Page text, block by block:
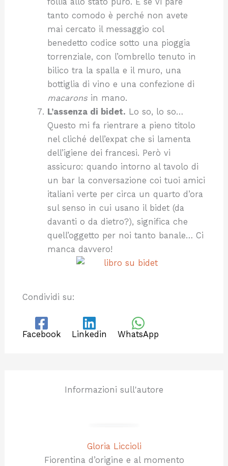
tanto comodo è perché non avete
mai cercato il messaggio col
benedetto codice sotto una pioggia
torrenziale, con l’ombrello tenuto in
bilico tra la spalla e il muro, una
bottiglia di vino e una confezione di
macarons in mano.
L’assenza di bidet. Lo so, lo so…
Questo mi fa rientrare a pieno titolo
nel cliché dell’expat che si lamenta
dell’igiene dei francesi. Però vi
assicuro: quando intorno al tavolo di
un bar la conversazione coi tuoi amici
italiani verte per circa un quarto d’ora
sul senso in cui usano il bidet (da
davanti o da dietro?), significa che
quell’oggetto per noi tanto banale… Ci
manca davvero!
Condividi su:
Facebook Linkedin WhatsApp
Informazioni sull'autore
Gloria Liccioli
Fiorentina d’origine e al momento